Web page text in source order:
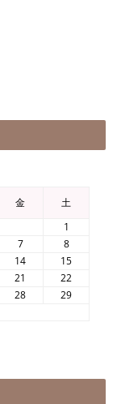
金
土
1
7
8
14
15
21
22
28
29